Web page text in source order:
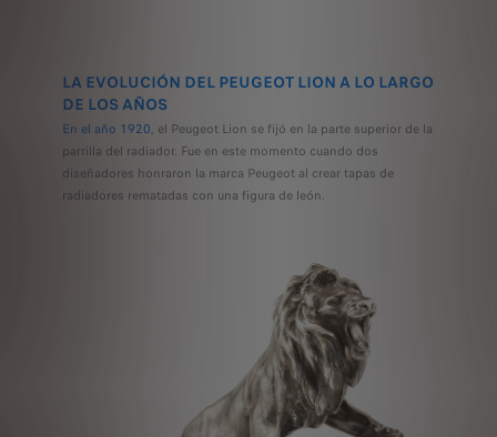
LA EVOLUCIÓN DEL PEUGEOT LION A LO LARGO
DE LOS AÑOS
En el año 1920, el Peugeot Lion se fijó en la parte superior de la
parrilla del radiador. Fue en este momento cuando dos
diseñadores honraron la marca Peugeot al crear tapas de
radiadores rematadas con una figura de león.